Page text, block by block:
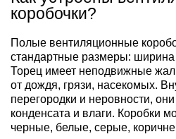
коробочки?
Полые вентиляционные
стандартные размеры:
Торец имеет неподвижные
от дождя, грязи, насекомых.
перегородки и неровности,
конденсата и влаги. Коробки
черные, белые, серые,